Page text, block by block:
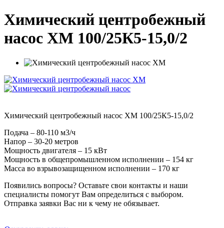
Химический центробежный
насос ХМ 100/25К5-15,0/2
Химический центробежный насос ХМ 100/25К5-15,0/2
Подача – 80-110 м3/ч
Напор – 30-20 метров
Мощность двигателя – 15 кВт
Мощность в общепромышленном исполнении – 154 кг
Масса во взрывозащищенном исполнении – 170 кг
Появились вопросы? Оставьте свои контакты и наши
специалисты помогут Вам определиться с выбором.
Отправка заявки Вас ни к чему не обязывает.